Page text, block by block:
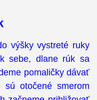
výšky vystreté ruky
sebe, dlane rúk sa
pomaličky dávať
otočené smerom